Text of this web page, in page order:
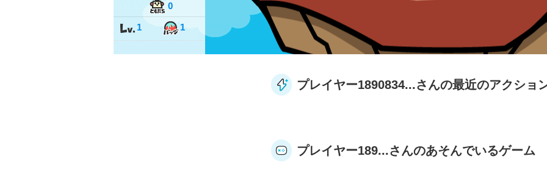
0
1 1
プレイヤー1890834...さんの最近のアクショ
プレイヤー189...さんのあそんでいるゲーム